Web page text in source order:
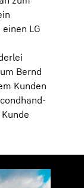
LG
Bernd
Kunden